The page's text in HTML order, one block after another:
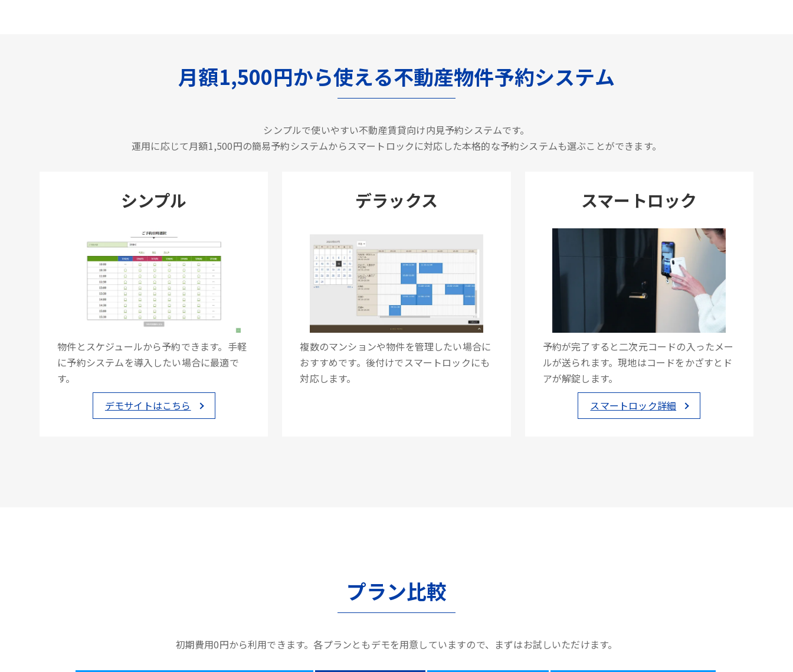
月額1,500円から使える不動産物件予約システム
シンプルで使いやすい不動産賃貸向け内見予約システムです。
運用に応じて月額1,500円の簡易予約システムからスマートロックに対応した本格的な予約システムも選ぶことができます。
シンプル
物件とスケジュールから予約できます。手軽
に予約システムを導入したい場合に最適で
す。
デモサイトはこちら
デラックス
複数のマンションや物件を管理したい場合に
おすすめです。後付けでスマートロックにも
対応します。
スマートロック
予約が完了すると二次元コードの入ったメー
ルが送られます。現地はコードをかざすとド
アが解錠します。
スマートロック詳細
プラン比較
初期費用0円から利用できます。各プランともデモを用意していますので、まずはお試しいただけます。